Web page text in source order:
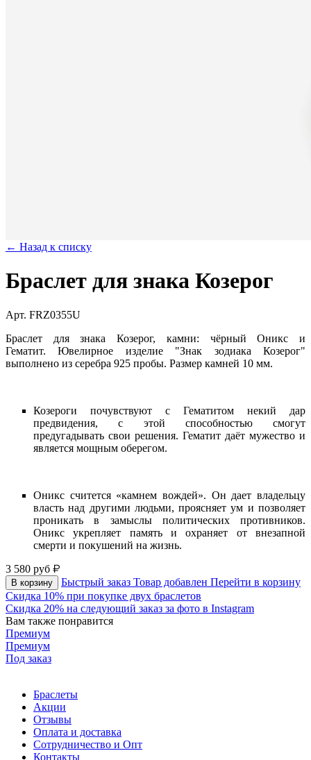
← Назад к списку
Браслет для знака Козерог
Арт. FRZ0355U
Браслет для знака Козерог, камни: чёрный Оникс и
Гематит. Ювелирное изделие "Знак зодиака Козерог"
выполнено из серебра 925 пробы. Размер камней 10 мм.
Козероги почувствуют с Гематитом некий дар
предвидения, с этой способностью смогут
предугадывать свои решения. Гематит даёт мужество и
является мощным оберегом.
Оникс считется «камнем вождей». Он дает владельцу
власть над другими людьми, проясняет ум и позволяет
проникать в замыслы политических противников.
Оникс укрепляет память и охраняет от внезапной
смерти и покушений на жизнь.
3 580 руб
В корзину Быстрый заказ Товар добавлен Перейти в корзину
Скидка 10% при покупке двух браслетов
Скидка 20% на следующий заказ за фото в Instagram
Вам также понравится
Премиум
Премиум
Под заказ
Браслеты
Акции
Отзывы
Оплата и доставка
Сотрудничество и Опт
Контакты